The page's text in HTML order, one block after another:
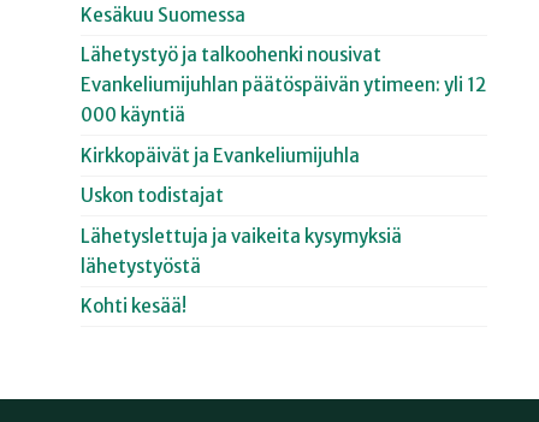
Kesäkuu Suomessa
Lähetystyö ja talkoohenki nousivat
Evankeliumijuhlan päätöspäivän ytimeen: yli 12
000 käyntiä
Kirkkopäivät ja Evankeliumijuhla
Uskon todistajat
Lähetyslettuja ja vaikeita kysymyksiä
lähetystyöstä
Kohti kesää!